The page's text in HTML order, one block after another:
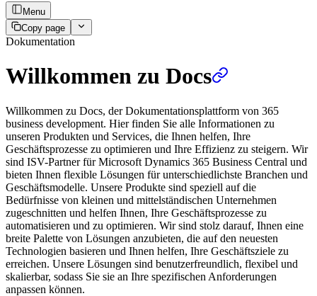
Menu
Copy page
Dokumentation
Willkommen zu Docs
Willkommen zu Docs, der Dokumentationsplattform von 365
business development. Hier finden Sie alle Informationen zu
unseren Produkten und Services, die Ihnen helfen, Ihre
Geschäftsprozesse zu optimieren und Ihre Effizienz zu steigern. Wir
sind ISV-Partner für Microsoft Dynamics 365 Business Central und
bieten Ihnen flexible Lösungen für unterschiedlichste Branchen und
Geschäftsmodelle. Unsere Produkte sind speziell auf die
Bedürfnisse von kleinen und mittelständischen Unternehmen
zugeschnitten und helfen Ihnen, Ihre Geschäftsprozesse zu
automatisieren und zu optimieren. Wir sind stolz darauf, Ihnen eine
breite Palette von Lösungen anzubieten, die auf den neuesten
Technologien basieren und Ihnen helfen, Ihre Geschäftsziele zu
erreichen. Unsere Lösungen sind benutzerfreundlich, flexibel und
skalierbar, sodass Sie sie an Ihre spezifischen Anforderungen
anpassen können.